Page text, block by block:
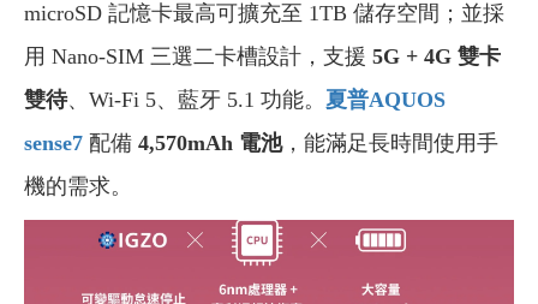
microSD 記憶卡最高可擴充至 1TB 儲存空間；並採
用 Nano-SIM 三選二卡槽設計，支援 5G + 4G 雙卡
雙待、Wi-Fi 5、藍牙 5.1 功能。 夏普AQUOS
sense7 配備 4,570mAh 電池，能滿足長時間使用手
機的需求。